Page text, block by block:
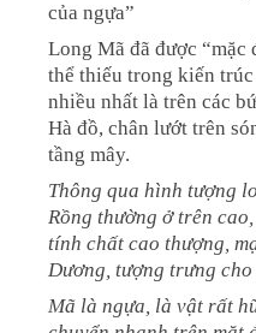
của ngựa”
Long Mã đã được “mặc
thể thiếu trong kiến
nhiều nhất là trên các
Hà đồ, chân lướt trên
tầng mây.
Thông qua hình tượng
Rồng thường ở trên
tính chất cao thượng,
Dương, tượng trưng
Mã là ngựa, là vật rất